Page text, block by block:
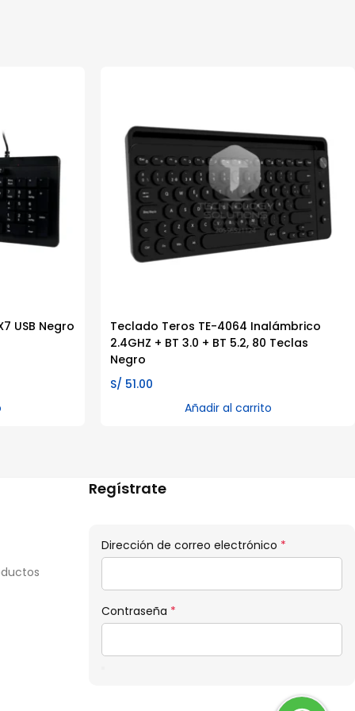
USB Negro
Teclado Teros TE-4064 Inalámbrico
2.4GHZ + BT 3.0 + BT 5.2, 80 Teclas
Negro
S/ 51.00
Añadir al carrito
Regístrate
Dirección de correo electrónico *
Contraseña *